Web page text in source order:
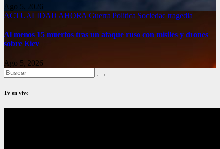
Ago 5, 2026
ACTUALIDAD AHORA Guerra Politica Sociedad tragedia
Al menos 15 muertos tras un ataque ruso con misiles y drones
sobre Kiev
Ago 5, 2026
Tv en vivo